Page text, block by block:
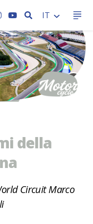
CERCA
IT
CC
della
Circuit Marco